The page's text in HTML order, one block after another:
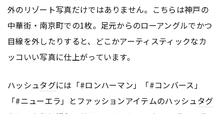
外のリゾート写真だけではありません。こちらは神戸の
中華街・南京町での1枚。足元からのローアングルでかつ
目線を外したりすると、どこかアーティスティックなカ
ッコいい写真に仕上がっています。
ハッシュタグには「#ロンハーマン」「#コンバース」
「#ニューエラ」とファッションアイテムのハッシュタグ